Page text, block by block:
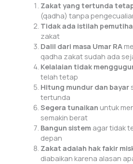
Zakat yang tertunda
(qadha) tanpa
Tidak ada istilah
zakat
Dalil dari masa Umar RA
qadha zakat sudah ada
Kelalaian tidak
telah tetap
Hitung mundur dan bayar
tertunda
Segera tunaikan untuk
semakin berat
Bangun sistem agar tidak
depan
Zakat adalah hak fakir
diabaikan karena alasan